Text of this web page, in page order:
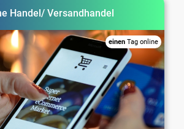
Handel/ Versandhandel
einen Tag online